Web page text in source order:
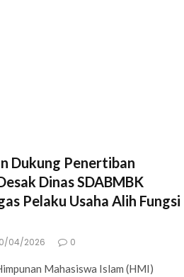
Dukung Penertiban
Dinas SDABMBK
Pelaku Usaha Alih Fungsi
04/2026 0
Mahasiswa Islam (HMI)